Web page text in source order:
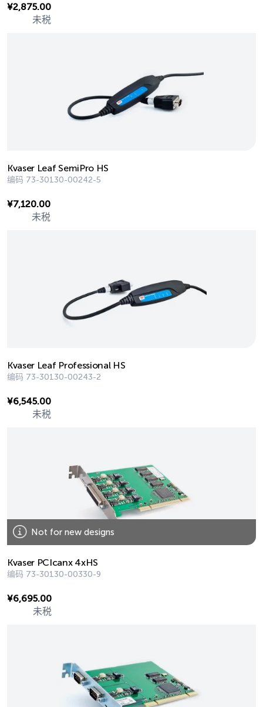
¥2,875.00
未税
Kvaser Leaf SemiPro HS
编码 73-30130-00242-5
¥7,120.00
未税
Kvaser Leaf Professional HS
编码 73-30130-00243-2
¥6,545.00
未税
Not for new designs
Kvaser PCIcanx 4xHS
编码 73-30130-00330-9
¥6,695.00
未税